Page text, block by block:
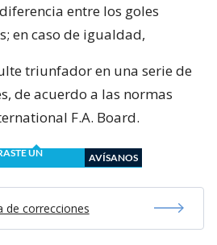
entre los goles
en caso de igualdad,
triunfador en una serie de
de acuerdo a las normas
F.A. Board.
UN
AVÍSANOS
de correcciones